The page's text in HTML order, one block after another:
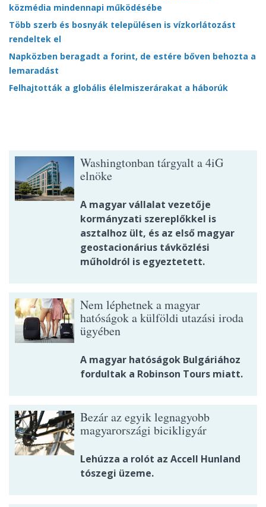
közmédia mindennapi működésébe
Több szerb és bosnyák településen is vízkorlátozást
rendeltek el
Napközben beragadt a forint, de estére bőven behozta a
lemaradást
Felhajtották a globális élelmiszerárakat a háborúk
Washingtonban tárgyalt a 4iG
elnöke
A magyar vállalat vezetője
kormányzati szereplőkkel is
asztalhoz ült, és az első magyar
geostacionárius távközlési
műholdról is egyeztetett.
Nem léphetnek a magyar
hatóságok a külföldi utazási iroda
ügyében
A magyar hatóságok Bulgáriához
fordultak a Robinson Tours miatt.
Bezár az egyik legnagyobb
magyarországi bicikligyár
Lehúzza a rolót az Accell Hunland
tószegi üzeme.